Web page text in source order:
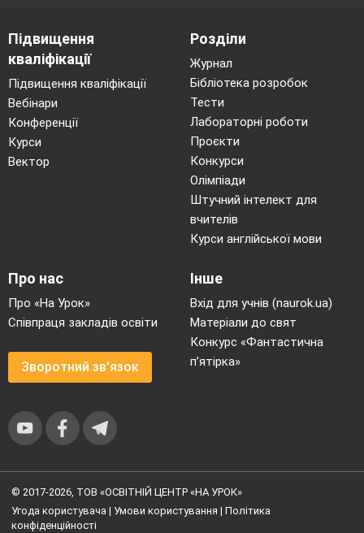
Підвищення
кваліфікації
Підвищення кваліфікації
Вебінари
Конференції
Курси
Вектор
Розділи
Журнал
Бібліотека розробок
Тести
Лабораторні роботи
Проєкти
Конкурси
Олімпіади
Штучний інтелект для
вчителів
Курси англійської мови
Про нас
Про «На Урок»
Співпраця закладів освіти
Зворотний зв'язок
Інше
Вхід для учнів (naurok.ua)
Матеріали до свят
Конкурс «Фантастична
п’ятірка»
© 2017-2026, ТОВ «ОСВІТНІЙ ЦЕНТР «НА УРОК»
Угода користувача | Умови користування | Політика
конфіденційності